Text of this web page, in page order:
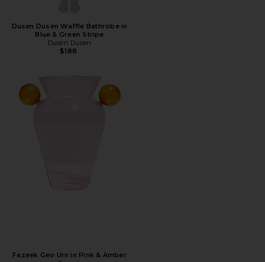
Dusen Dusen Waffle Bathrobe in
Blue & Green Stripe
Dusen Dusen
$188
Fazeek Geo Urn in Pink & Amber